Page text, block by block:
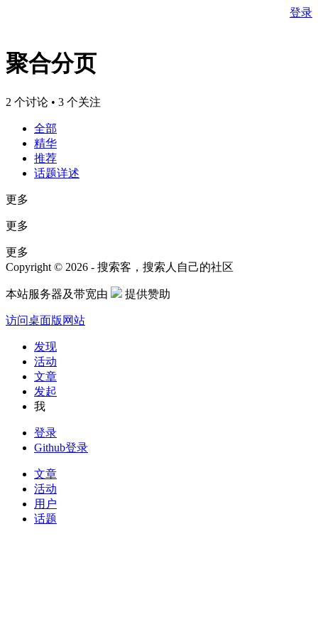
登录
聚合分页
2 个讨论 • 3 个关注
全部
精华
推荐
话题详述
更多
更多
更多
Copyright © 2026 - 搜索客，搜索人自己的社区
本站服务器及带宽由 提供赞助
访问桌面版网站
发现
活动
文章
发起
我
登录
Github登录
文章
活动
用户
话题